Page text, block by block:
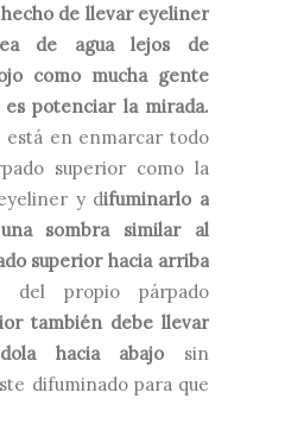
de llevar eyeliner
de agua lejos de
como mucha gente
potenciar la mirada.
está en enmarcar todo
superior como la
y difuminarlo a
sombra similar al
superior hacia arriba
del propio párpado
también debe llevar
hacia abajo sin
difuminado para que